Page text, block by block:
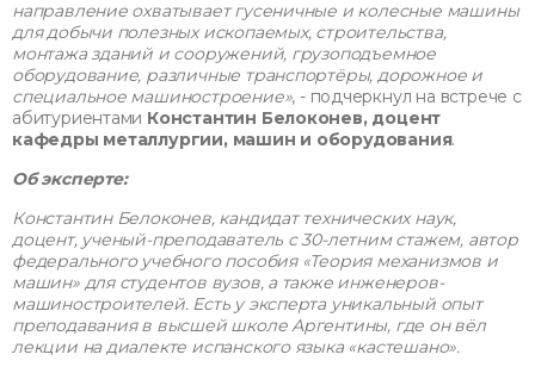
направление охватывает гусеничные и колесные машины
для добычи полезных ископаемых, строительства,
монтажа зданий и сооружений, грузоподъемное
оборудование, различные транспортёры, дорожное и
специальное машиностроение», - подчеркнул на встрече с
абитуриентами Константин Белоконев, доцент
кафедры металлургии, машин и оборудования.
Об эксперте:
Константин Белоконев, кандидат технических наук,
доцент, ученый-преподаватель с 30-летним стажем, автор
федерального учебного пособия «Теория механизмов и
машин» для студентов вузов, а также инженеров-
машиностроителей. Есть у эксперта уникальный опыт
преподавания в высшей школе Аргентины, где он вёл
лекции на диалекте испанского языка «кастешано».